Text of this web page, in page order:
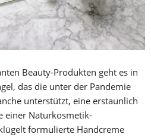
Beauty-Produkten geht es in
das die unter der Pandemie
unterstützt, eine erstaunlich
einer Naturkosmetik-
formulierte Handcreme